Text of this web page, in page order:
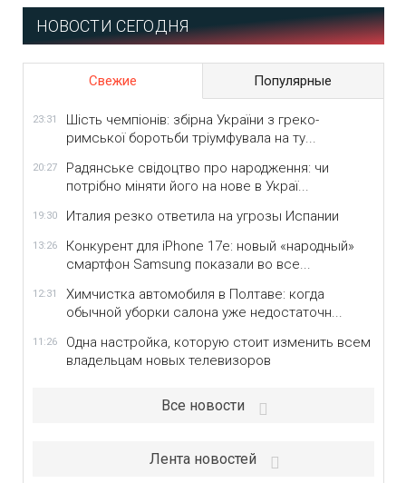
НОВОСТИ СЕГОДНЯ
Свежие Популярные
23:31
Шість чемпіонів: збірна України з греко-
римської боротьби тріумфувала на ту...
20:27
Радянське свідоцтво про народження: чи
потрібно міняти його на нове в Украї...
19:30 Италия резко ответила на угрозы Испании
13:26
Конкурент для iPhone 17e: новый «народный»
смартфон Samsung показали во все...
12:31
Химчистка автомобиля в Полтаве: когда
обычной уборки салона уже недостаточн...
11:26
Одна настройка, которую стоит изменить всем
владельцам новых телевизоров
Все новости
Лента новостей